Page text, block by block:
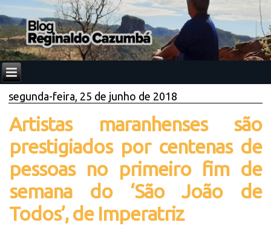
segunda-feira, 25 de junho de 2018
Artistas maranhenses são
prestigiados por centenas de
pessoas no primeiro fim de
semana do ‘São João de
Todos’, de Imperatriz